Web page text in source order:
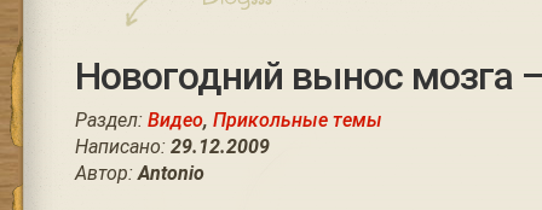
Новогодний вынос мозга
Раздел: Видео, Прикольные темы
Написано: 29.12.2009
Автор:Antonio